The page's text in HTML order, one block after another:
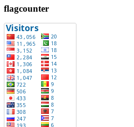
flagcounter